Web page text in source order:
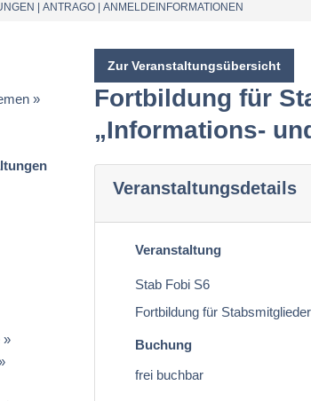
ANTRAGO| ANMELDEINFORMATIONEN
Zur Veranstaltungsübersicht
Fortbildung für
„Informations-
Veranstaltungsdetails
Veranstaltung
Stab Fobi S6
Fortbildung für
Buchung
frei buchbar